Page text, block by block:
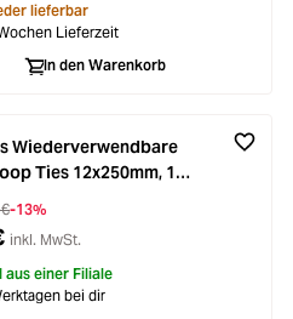
lieferbar
Lieferzeit
In den Warenkorb
Wiederverwendbare
Ties 12x250mm, 105
-13%
inkl. MwSt.
aus einer Filiale
bei dir